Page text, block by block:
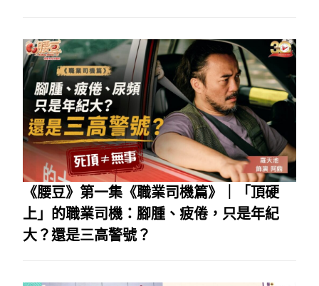
《腰豆》第一集《職業司機篇》｜「頂硬
上」的職業司機：腳腫、疲倦，只是年紀
大？還是三高警號？